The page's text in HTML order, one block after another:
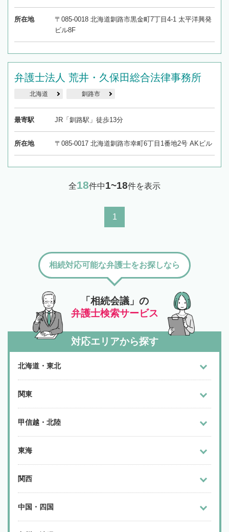
所在地
〒085-0018 北海道釧路市黒金町7丁目4-1 太平洋興発
ビル8F
弁護士法人 荒井・久保田総合法律事務所
北海道 釧路市
最寄駅 JR「釧路駅」徒歩13分
所在地 〒085-0017 北海道釧路市幸町6丁目1番地2号 AKビル
全18件中1~18件を表示
1
「相続会議」の
弁護士検索サービス
相続対応可能な弁護士をお探しなら
対応エリアから探す
北海道・東北
関東
甲信越・北陸
東海
関西
中国・四国